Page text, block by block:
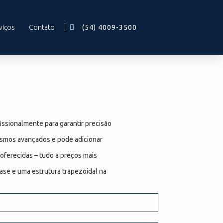
Contato (54) 4009-3500
para garantir precisão
avançados e pode adicionar
– tudo a preços mais
e uma estrutura trapezoidal na